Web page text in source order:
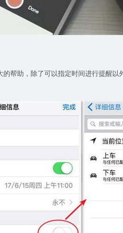
帮助，除了可以指定时间进行提醒